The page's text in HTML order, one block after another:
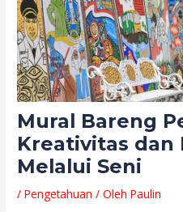
Mural Bareng
Kreativitas dan
Melalui Seni
/Pengetahuan / OlehPaulin